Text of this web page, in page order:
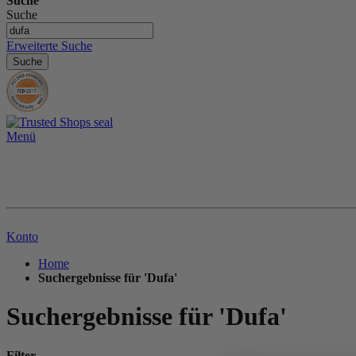
Suche
Erweiterte Suche
Suche
Menü
Konto
Home
Suchergebnisse für 'Dufa'
Suchergebnisse für 'Dufa'